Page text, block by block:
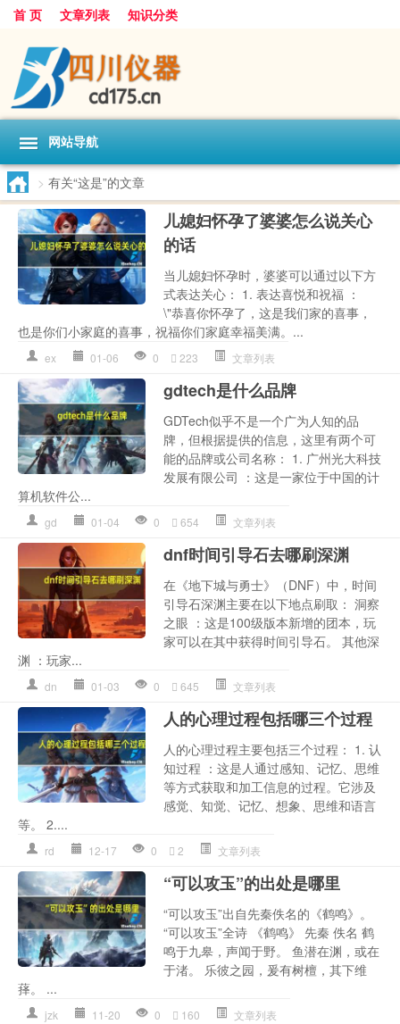
首 页 文章列表 知识分类
网站导航
> 有关“这是”的文章
儿媳妇怀孕了婆婆怎么说关心
的话
当儿媳妇怀孕时，婆婆可以通过以下方
式表达关心： 1. 表达喜悦和祝福 ：
\"恭喜你怀孕了，这是我们家的喜事，
也是你们小家庭的喜事，祝福你们家庭幸福美满。...
ex 01-06 0 223 文章列表
gdtech是什么品牌
GDTech似乎不是一个广为人知的品
牌，但根据提供的信息，这里有两个可
能的品牌或公司名称： 1. 广州光大科技
发展有限公司 ：这是一家位于中国的计
算机软件公...
gd 01-04 0 654 文章列表
dnf时间引导石去哪刷深渊
在《地下城与勇士》（DNF）中，时间
引导石深渊主要在以下地点刷取： 洞察
之眼 ：这是100级版本新增的团本，玩
家可以在其中获得时间引导石。 其他深
渊 ：玩家...
dn 01-03 0 645 文章列表
人的心理过程包括哪三个过程
人的心理过程主要包括三个过程： 1. 认
知过程 ：这是人通过感知、记忆、思维
等方式获取和加工信息的过程。它涉及
感觉、知觉、记忆、想象、思维和语言
等。 2....
rd 12-17 0 2 文章列表
“可以攻玉”的出处是哪里
“可以攻玉”出自先秦佚名的《鹤鸣》。
“可以攻玉”全诗 《鹤鸣》 先秦 佚名 鹤
鸣于九皋，声闻于野。 鱼潜在渊，或在
于渚。 乐彼之园，爰有树檀，其下维
萚。 ...
jzk 11-20 0 160 文章列表